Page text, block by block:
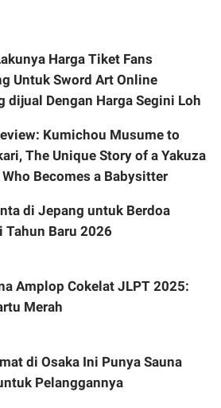
Harga Tiket Fans
Untuk Sword Art Online
dijual Dengan Harga Segini Loh
Kumichou Musume to
The Unique Story of a Yakuza
Becomes a Babysitter
di Jepang untuk Berdoa
Tahun Baru 2026
Amplop Cokelat JLPT 2025:
Merah
di Osaka Ini Punya Sauna
Pelanggannya